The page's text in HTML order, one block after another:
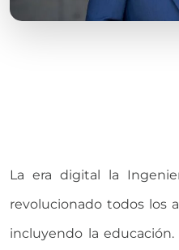
La era digital la
revolucionado todos los
incluyendo la